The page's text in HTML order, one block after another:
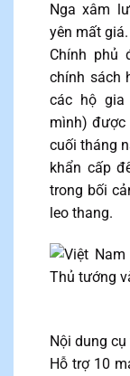
Nga xâm
yên mất giá.
Chính phủ
chính sách
các hộ gia
mình) được
cuối tháng
khẩn cấp
trong bối
leo thang.
Nội dung cụ
Hỗ trợ 10